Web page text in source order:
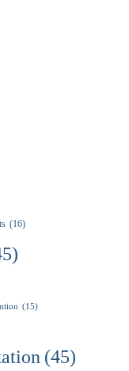
(16)
(15)
(45)